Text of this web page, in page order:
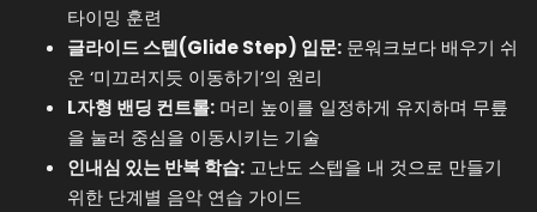
타이밍 훈련
글라이드 스텝(Glide Step) 입문: 문워크보다 배우기 쉬
운 ‘미끄러지듯 이동하기’의 원리
L자형 밴딩 컨트롤: 머리 높이를 일정하게 유지하며 무릎
을 눌러 중심을 이동시키는 기술
인내심 있는 반복 학습: 고난도 스텝을 내 것으로 만들기
위한 단계별 음악 연습 가이드